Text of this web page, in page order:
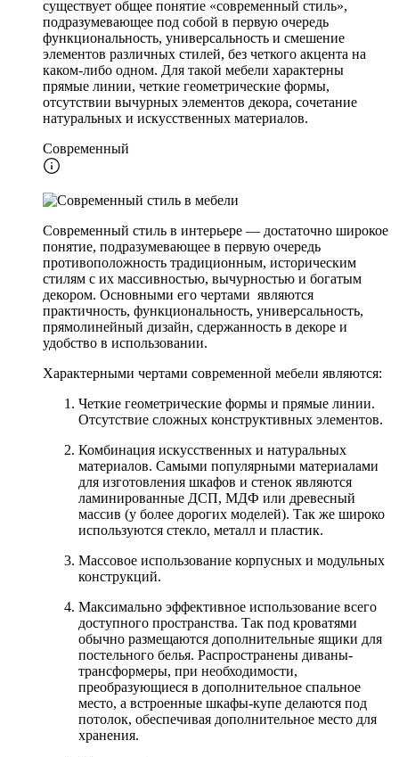
существует общее понятие «современный стиль»,
подразумевающее под собой в первую очередь
функциональность, универсальность и смешение
элементов различных стилей, без четкого акцента на
каком-либо одном. Для такой мебели характерны
прямые линии, четкие геометрические формы,
отсутствии вычурных элементов декора, сочетание
натуральных и искусственных материалов.
Современный
Современный стиль в интерьере — достаточно широкое
понятие, подразумевающее в первую очередь
противоположность традиционным, историческим
стилям с их массивностью, вычурностью и богатым
декором. Основными его чертами являются
практичность, функциональность, универсальность,
прямолинейный дизайн, сдержанность в декоре и
удобство в использовании.
Характерными чертами современной мебели являются:
Четкие геометрические формы и прямые линии.
Отсутствие сложных конструктивных элементов.
Комбинация искусственных и натуральных
материалов. Самыми популярными материалами
для изготовления шкафов и стенок являются
ламинированные ДСП, МДФ или древесный
массив (у более дорогих моделей). Так же широко
используются стекло, металл и пластик.
Массовое использование корпусных и модульных
конструкций.
Максимально эффективное использование всего
доступного пространства. Так под кроватями
обычно размещаются дополнительные ящики для
постельного белья. Распространены диваны-
трансформеры, при необходимости,
преобразующиеся в дополнительное спальное
место, а встроенные шкафы-купе делаются под
потолок, обеспечивая дополнительное место для
хранения.